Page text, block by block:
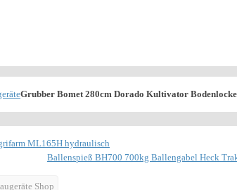
Grubber Bomet 280cm Dorado Kultivator
ML165H hydraulisch
Ballenspieß BH700 700kg Ballengabel Heck
Shop